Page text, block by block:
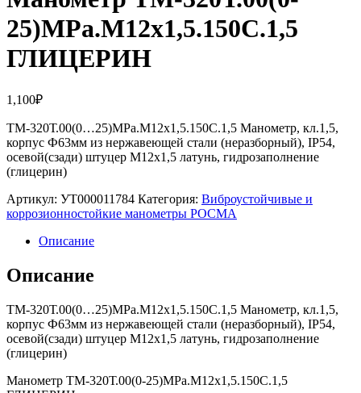
25)MPa.М12х1,5.150С.1,5
ГЛИЦЕРИН
1,100₽
ТМ-320Т.00(0…25)MPa.М12х1,5.150С.1,5 Манометр, кл.1,5,
корпус Ф63мм из нержавеющей стали (неразборный), IP54,
осевой(сзади) штуцер М12х1,5 латунь, гидрозаполнение
(глицерин)
Артикул: УТ000011784 Категория: Виброустойчивые и
коррозионностойкие манометры РОСМА
Описание
Описание
ТМ-320Т.00(0…25)MPa.М12х1,5.150С.1,5 Манометр, кл.1,5,
корпус Ф63мм из нержавеющей стали (неразборный), IP54,
осевой(сзади) штуцер М12х1,5 латунь, гидрозаполнение
(глицерин)
Манометр ТМ-320Т.00(0-25)MPa.М12х1,5.150С.1,5